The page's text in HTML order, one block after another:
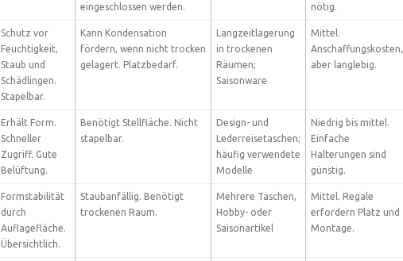
eingeschlossen werden.
nötig.
Schutz vor
Feuchtigkeit,
Staub und
Schädlingen.
Stapelbar.
Kann Kondensation
fördern, wenn nicht trocken
gelagert. Platzbedarf.
Langzeitlagerung
in trockenen
Räumen;
Saisonware
Mittel.
Anschaffungskosten,
aber langlebig.
Erhält Form.
Schneller
Zugriff. Gute
Belüftung.
Benötigt Stellfläche. Nicht
stapelbar.
Design- und
Lederreisetaschen;
häufig verwendete
Modelle
Niedrig bis mittel.
Einfache
Halterungen sind
günstig.
Formstabilität
durch
Auflagefläche.
Übersichtlich.
Staubanfällig. Benötigt
trockenen Raum.
Mehrere Taschen,
Hobby- oder
Saisonartikel
Mittel. Regale
erfordern Platz und
Montage.